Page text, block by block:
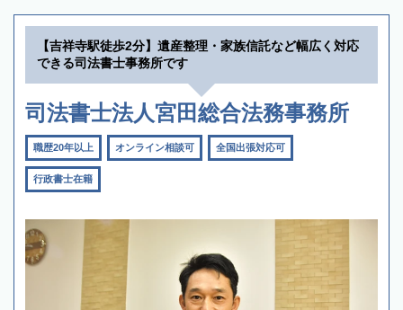
【吉祥寺駅徒歩2分】遺産整理・家族信託など幅広く対応
できる司法書士事務所です
司法書士法人宮田総合法務事務所
職歴20年以上 オンライン相談可 全国出張対応可
行政書士在籍